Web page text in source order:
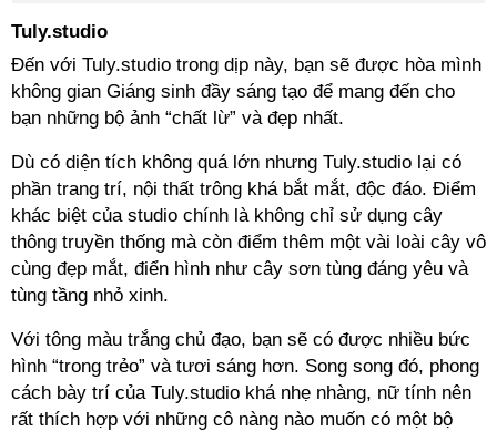
Tuly.studio
Đến với Tuly.studio trong dịp này, bạn sẽ được hòa mình
không gian Giáng sinh đầy sáng tạo để mang đến cho
bạn những bộ ảnh “chất lừ” và đẹp nhất.
Dù có diện tích không quá lớn nhưng Tuly.studio lại có
phần trang trí, nội thất trông khá bắt mắt, độc đáo. Điểm
khác biệt của studio chính là không chỉ sử dụng cây
thông truyền thống mà còn điểm thêm một vài loài cây vô
cùng đẹp mắt, điển hình như cây sơn tùng đáng yêu và
tùng tầng nhỏ xinh.
Với tông màu trắng chủ đạo, bạn sẽ có được nhiều bức
hình “trong trẻo” và tươi sáng hơn. Song song đó, phong
cách bày trí của Tuly.studio khá nhẹ nhàng, nữ tính nên
rất thích hợp với những cô nàng nào muốn có một bộ